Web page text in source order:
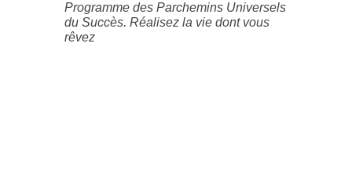
Programme des Parchemins Universels
du Succès. Réalisez la vie dont vous
rêvez